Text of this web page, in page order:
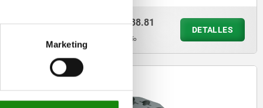
Marketing
desde$2,738.81
más gastos de envío
DETALLES